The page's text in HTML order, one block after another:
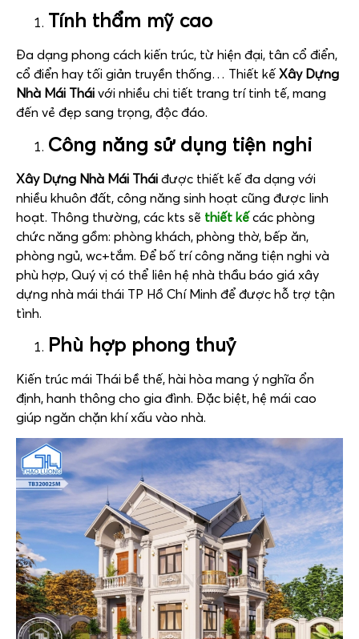
Tính thẩm mỹ cao
Đa dạng phong cách kiến trúc, từ hiện đại, tân cổ điển,
cổ điển hay tối giản truyền thống… Thiết kếXây Dựng
Nhà Mái Thái với nhiều chi tiết trang trí tinh tế, mang
đến vẻ đẹp sang trọng, độc đáo.
Công năng sử dụng tiện nghi
Xây Dựng Nhà Mái Thái được thiết kế đa dạng với
nhiều khuôn đất, công năng sinh hoạt cũng được linh
hoạt. Thông thường, các kts sẽ thiết kếcác phòng
chức năng gồm: phòng khách, phòng thờ, bếp ăn,
phòng ngủ, wc+tắm. Để bố trí công năng tiện nghi và
phù hợp, Quý vị có thể liên hệ nhà thầu báo giá xây
dựng nhà mái thái TP Hồ Chí Minh để được hỗ trợ tận
tình.
Phù hợp phong thuỷ
Kiến trúc mái Thái bề thế, hài hòa mang ý nghĩa ổn
định, hanh thông cho gia đình. Đặc biệt, hệ mái cao
giúp ngăn chặn khí xấu vào nhà.